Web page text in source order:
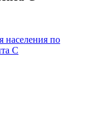
населения по
С